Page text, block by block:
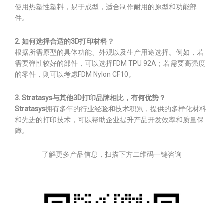
使用热塑性塑料，易于成型，适合制作耐用的原型和功能部
件。
2. 如何选择合适的3D打印材料？
根据所需原型的具体功能、外观以及生产用途选择。例如，若
需要弹性较好的部件，可以选择FDM TPU 92A；若需要高强度
的零件，则可以考虑FDM Nylon CF10。
3. Stratasys与其他3D打印品牌相比，有何优势？
Stratasys拥有多年的行业经验和技术积累，提供的多样化材料
和先进的打印技术，可以帮助企业提升产品开发效率和质量保
障。
了解更多产品信息，扫描下方二维码一键咨询